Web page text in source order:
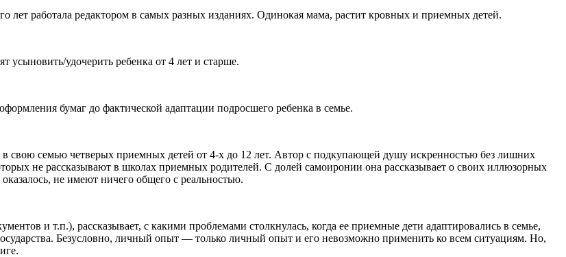
работала редактором в самых разных изданиях. Одинокая мама, растит кровных и приемных детей.
усыновить/удочерить ребенка от 4 лет и старше.
бумаг до фактической адаптации подросшего ребенка в семье.
свою семью четверых приемных детей от 4-х до 12 лет. Автор с подкупающей душу искренностью без лишних
не рассказывают в школах приемных родителей. С долей самоиронии она рассказывает о своих иллюзорных
не имеют ничего общего с реальностью.
и т.п.), рассказывает, с какими проблемами столкнулась, когда ее приемные дети адаптировались в семье,
Безусловно, личный опыт — только личный опыт и его невозможно применить ко всем ситуациям. Но,